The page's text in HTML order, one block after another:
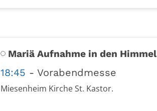
Mariä Aufnahme in den Himmel
18:45 Vorabendmesse
Miesenheim Kirche St. Kastor.